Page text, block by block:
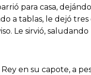
para casa,
a tablas, le dejó
Le sirvió,
en su capote, a